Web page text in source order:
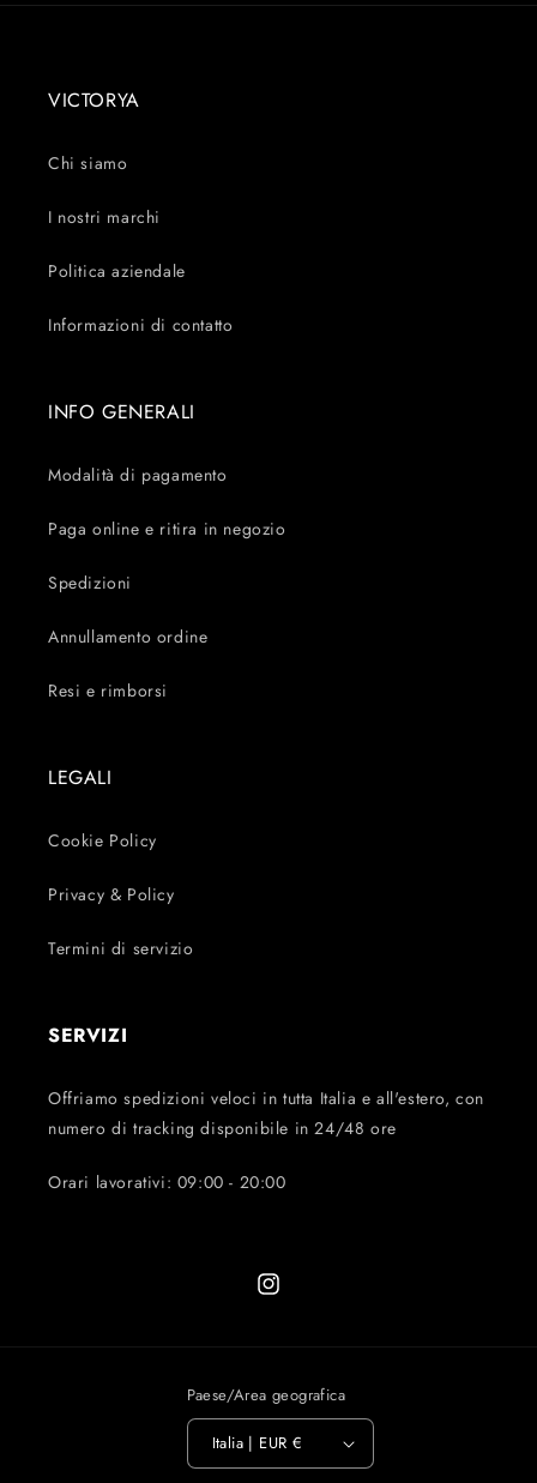
VICTORYA
Chi siamo
I nostri marchi
Politica aziendale
Informazioni di contatto
INFO GENERALI
Modalità di pagamento
Paga online e ritira in negozio
Spedizioni
Annullamento ordine
Resi e rimborsi
LEGALI
Cookie Policy
Privacy & Policy
Termini di servizio
SERVIZI
Offriamo spedizioni veloci in tutta Italia e all'estero, con
numero di tracking disponibile in 24/48 ore
Orari lavorativi: 09:00 - 20:00
Instagram
Paese/Area geografica
Italia | EUR €